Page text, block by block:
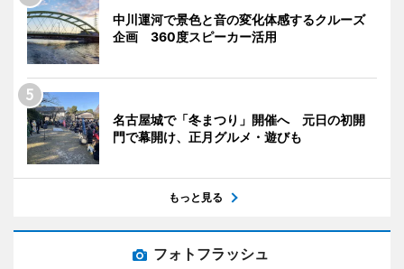
中川運河で景色と音の変化体感するクルーズ
企画 360度スピーカー活用
名古屋城で「冬まつり」開催へ 元日の初開
門で幕開け、正月グルメ・遊びも
もっと見る
フォトフラッシュ